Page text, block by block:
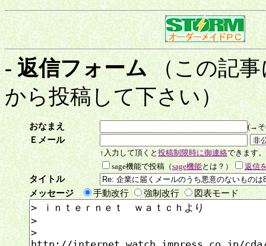
- 返信フォーム（この記事
から投稿して下さい）
おなまえ (→そ
Ｅメール
↑入力して頂くと投稿制限時に御連絡できます。
sage機能で投稿（sage機能とは？） 返信
タイトル
メッセージ
手動改行 強制改行 図表モード